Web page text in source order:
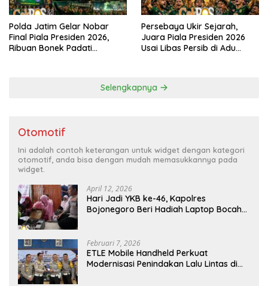
Polda Jatim Gelar Nobar
Final Piala Presiden 2026,
Ribuan Bonek Padati
Persebaya Ukir Sejarah,
Juara Piala Presiden 2026
Usai Libas Persib di Adu
Selengkapnya
Otomotif
Ini adalah contoh keterangan untuk widget dengan kategori
otomotif, anda bisa dengan mudah memasukkannya pada
widget.
April 12, 2026
Hari Jadi YKB ke-46, Kapolres
Bojonegoro Beri Hadiah Laptop Bocah
Februari 7, 2026
ETLE Mobile Handheld Perkuat
Modernisasi Penindakan Lalu Lintas di